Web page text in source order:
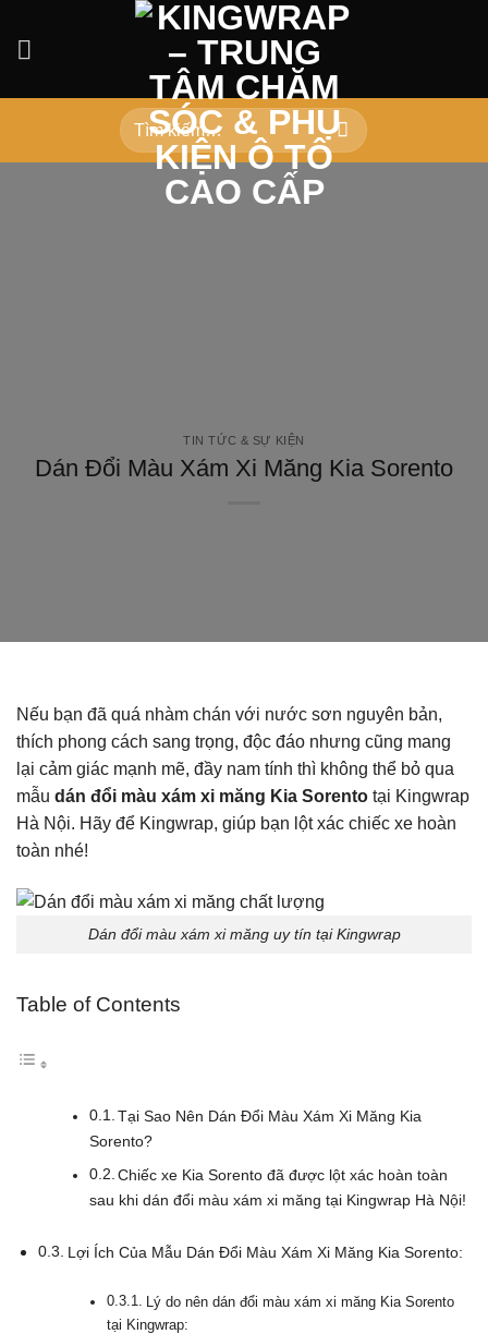
qua
dung
Tìm
kiếm:
TIN TỨC & SỰ KIỆN
Dán Đổi Màu Xám Xi Măng Kia Sorento
Nếu bạn đã quá nhàm chán với nước sơn nguyên bản,
thích phong cách sang trọng, độc đáo nhưng cũng mang
lại cảm giác mạnh mẽ, đầy nam tính thì không thể bỏ qua
mẫu dán đổi màu xám xi măng Kia Sorento tại Kingwrap
Hà Nội. Hãy để Kingwrap, giúp bạn lột xác chiếc xe hoàn
toàn nhé!
Dán đổi màu xám xi măng uy tín tại Kingwrap
Table of Contents
Tại Sao Nên Dán Đổi Màu Xám Xi Măng Kia
Sorento?
Chiếc xe Kia Sorento đã được lột xác hoàn toàn
sau khi dán đổi màu xám xi măng tại Kingwrap Hà Nội!
Lợi Ích Của Mẫu Dán Đổi Màu Xám Xi Măng Kia Sorento:
Lý do nên dán đổi màu xám xi măng Kia Sorento
tại Kingwrap: